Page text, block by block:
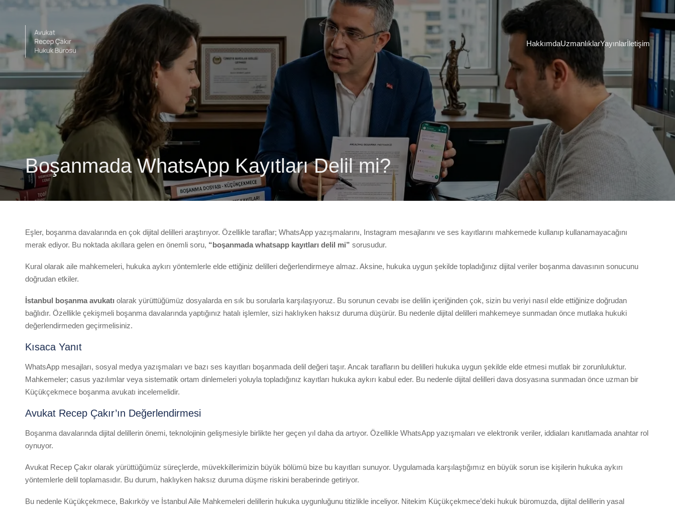
HakkımdaUzmanlıklarYayınlarİletişim
Boşanmada WhatsApp Kayıtları Delil mi?
Eşler, boşanma davalarında en çok dijital delilleri araştırıyor. Özellikle taraflar; WhatsApp yazışmalarını, Instagram mesajlarını ve ses kayıtlarını mahkemede kullanıp kullanamayacağını
merak ediyor. Bu noktada akıllara gelen en önemli soru, “boşanmada whatsapp kayıtları delil mi” sorusudur.
Kural olarak aile mahkemeleri, hukuka aykırı yöntemlerle elde ettiğiniz delilleri değerlendirmeye almaz. Aksine, hukuka uygun şekilde topladığınız dijital veriler boşanma davasının sonucunu
doğrudan etkiler.
İstanbul boşanma avukatı olarak yürüttüğümüz dosyalarda en sık bu sorularla karşılaşıyoruz. Bu sorunun cevabı ise delilin içeriğinden çok, sizin bu veriyi nasıl elde ettiğinize doğrudan
bağlıdır. Özellikle çekişmeli boşanma davalarında yaptığınız hatalı işlemler, sizi haklıyken haksız duruma düşürür. Bu nedenle dijital delilleri mahkemeye sunmadan önce mutlaka hukuki
değerlendirmeden geçirmelisiniz.
Kısaca Yanıt
WhatsApp mesajları, sosyal medya yazışmaları ve bazı ses kayıtları boşanmada delil değeri taşır. Ancak tarafların bu delilleri hukuka uygun şekilde elde etmesi mutlak bir zorunluluktur.
Mahkemeler; casus yazılımlar veya sistematik ortam dinlemeleri yoluyla topladığınız kayıtları hukuka aykırı kabul eder. Bu nedenle dijital delilleri dava dosyasına sunmadan önce uzman bir
Küçükçekmece boşanma avukatı incelemelidir.
Avukat Recep Çakır’ın Değerlendirmesi
Boşanma davalarında dijital delillerin önemi, teknolojinin gelişmesiyle birlikte her geçen yıl daha da artıyor. Özellikle WhatsApp yazışmaları ve elektronik veriler, iddiaları kanıtlamada anahtar rol
oynuyor.
Avukat Recep Çakır olarak yürüttüğümüz süreçlerde, müvekkillerimizin büyük bölümü bize bu kayıtları sunuyor. Uygulamada karşılaştığımız en büyük sorun ise kişilerin hukuka aykırı
yöntemlerle delil toplamasıdır. Bu durum, haklıyken haksız duruma düşme riskini beraberinde getiriyor.
Bu nedenle Küçükçekmece, Bakırköy ve İstanbul Aile Mahkemeleri delillerin hukuka uygunluğunu titizlikle inceliyor. Nitekim Küçükçekmece’deki hukuk büromuzda, dijital delillerin yasal